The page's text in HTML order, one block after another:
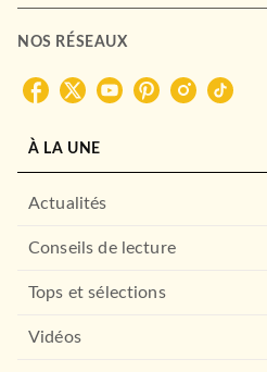
NOS RÉSEAUX
À LA UNE
Actualités
Conseils de lecture
Tops et sélections
Vidéos